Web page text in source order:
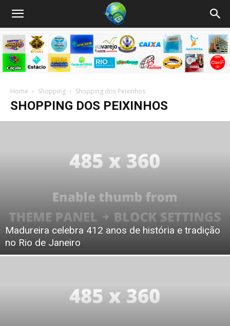
Home Shopping Shopping dos Peixinhos
SHOPPING DOS PEIXINHOS
Madureira celebra 412 anos de história e tradição
no Rio de Janeiro